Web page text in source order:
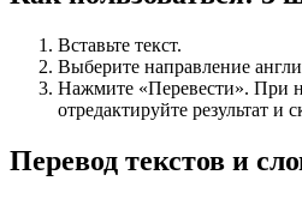
Вставьте текст.
Выберите направление
Нажмите «Перевести». При
отредактируйте результат и
Перевод текстов и